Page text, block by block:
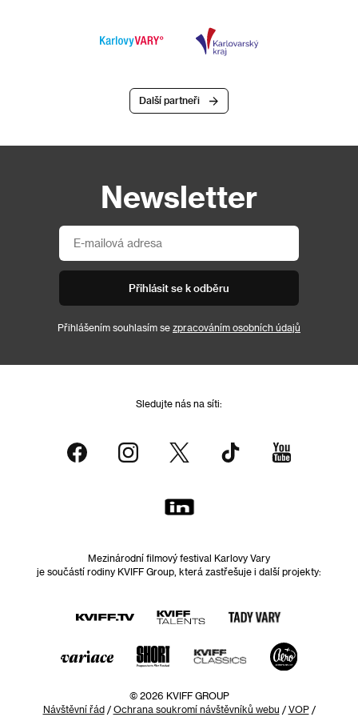
Další partneři
Newsletter
Přihlásit se k odběru
Přihlášením souhlasím se zpracováním osobních údajů
Sledujte nás na síti:
Mezinárodní filmový festival Karlovy Vary
je součástí rodiny KVIFF Group, která zastřešuje i další projekty:
© 2026 KVIFF GROUP
Návštěvní řád/ Ochrana soukromí návštěvníků webu / VOP/